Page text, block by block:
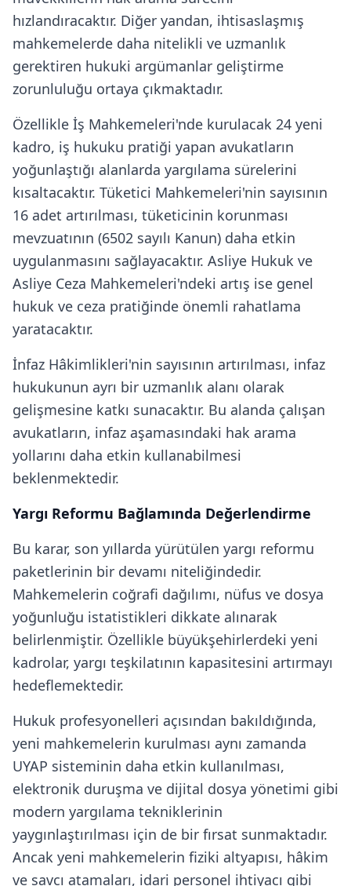
hızlandıracaktır. Diğer yandan, ihtisaslaşmış
mahkemelerde daha nitelikli ve uzmanlık
gerektiren hukuki argümanlar geliştirme
zorunluluğu ortaya çıkmaktadır.
Özellikle İş Mahkemeleri'nde kurulacak 24 yeni
kadro, iş hukuku pratiği yapan avukatların
yoğunlaştığı alanlarda yargılama sürelerini
kısaltacaktır. Tüketici Mahkemeleri'nin sayısının
16 adet artırılması, tüketicinin korunması
mevzuatının (6502 sayılı Kanun) daha etkin
uygulanmasını sağlayacaktır. Asliye Hukuk ve
Asliye Ceza Mahkemeleri'ndeki artış ise genel
hukuk ve ceza pratiğinde önemli rahatlama
yaratacaktır.
İnfaz Hâkimlikleri'nin sayısının artırılması, infaz
hukukunun ayrı bir uzmanlık alanı olarak
gelişmesine katkı sunacaktır. Bu alanda çalışan
avukatların, infaz aşamasındaki hak arama
yollarını daha etkin kullanabilmesi
beklenmektedir.
Yargı Reformu Bağlamında Değerlendirme
Bu karar, son yıllarda yürütülen yargı reformu
paketlerinin bir devamı niteliğindedir.
Mahkemelerin coğrafi dağılımı, nüfus ve dosya
yoğunluğu istatistikleri dikkate alınarak
belirlenmiştir. Özellikle büyükşehirlerdeki yeni
kadrolar, yargı teşkilatının kapasitesini artırmayı
hedeflemektedir.
Hukuk profesyonelleri açısından bakıldığında,
yeni mahkemelerin kurulması aynı zamanda
UYAP sisteminin daha etkin kullanılması,
elektronik duruşma ve dijital dosya yönetimi gibi
modern yargılama tekniklerinin
yaygınlaştırılması için de bir fırsat sunmaktadır.
Ancak yeni mahkemelerin fiziki altyapısı, hâkim
ve savcı atamaları, idari personel ihtiyacı gibi